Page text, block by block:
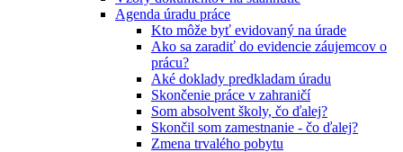
Agenda úradu práce
Kto môže byť evidovaný na úrade
Ako sa zaradiť do evidencie záujemcov o
prácu?
Aké doklady predkladam úradu
Skončenie práce v zahraničí
Som absolvent školy, čo ďalej?
Skončil som zamestnanie - čo ďalej?
Zmena trvalého pobytu